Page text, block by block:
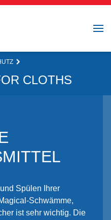
CLOTHS
Spülen Ihrer
Schwämme,
ist sehr wichtig. Die